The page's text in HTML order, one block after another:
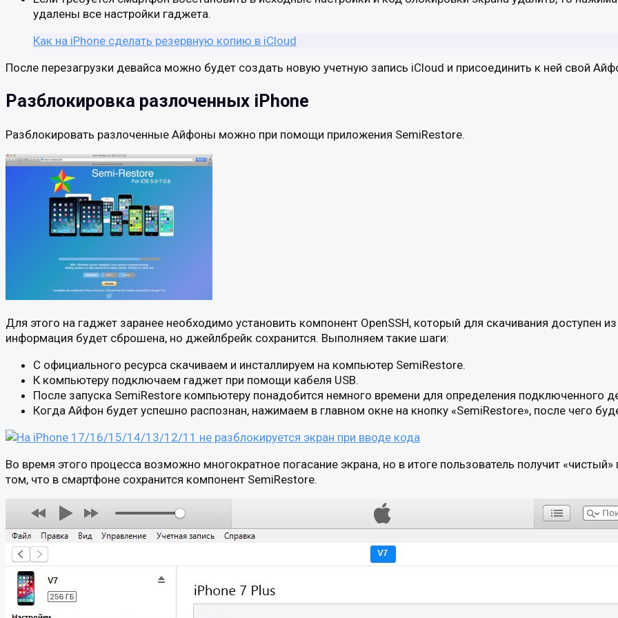
удалены все настройки гаджета.
Как на iPhone сделать резервную копию в iCloud
После перезагрузки девайса можно будет создать новую учетную запись iCloud и присоединить к ней свой
Разблокировка разлоченных iPhone
Разблокировать разлоченные Айфоны можно при помощи приложения SemiRestore.
Для этого на гаджет заранее необходимо установить компонент OpenSSH, который для скачивания доступен
информация будет сброшена, но джейлбрейк сохранится. Выполняем такие шаги:
С официального ресурса скачиваем и инсталлируем на компьютер SemiRestore.
К компьютеру подключаем гаджет при помощи кабеля USB.
После запуска SemiRestore компьютеру понадобится немного времени для определения подключенного
Когда Айфон будет успешно распознан, нажимаем в главном окне на кнопку «SemiRestore», после чего
Во время этого процесса возможно многократное погасание экрана, но в итоге пользователь получит
том, что в смартфоне сохранится компонент SemiRestore.